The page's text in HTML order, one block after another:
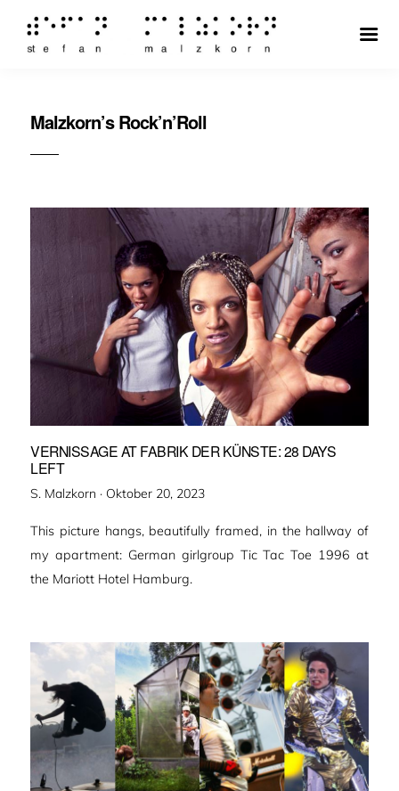
Malzkorn’s Rock’n’Roll
VERNISSAGE AT FABRIK DER KÜNSTE: 28 DAYS
LEFT
S. Malzkorn · Veröffentlicht
Oktober 20, 2023
This picture hangs, beautifully framed, in the hallway of
my apartment: German girlgroup Tic Tac Toe 1996 at
the Mariott Hotel Hamburg.